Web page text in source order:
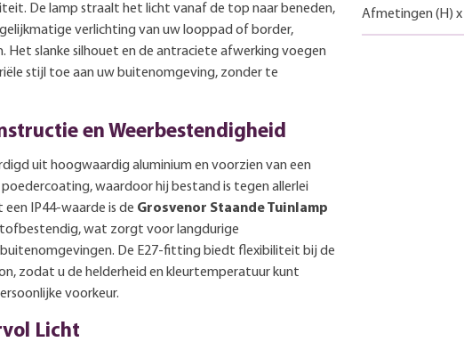
De lamp straalt het licht vanaf de top naar beneden,
verlichting van uw looppad of border,
Het slanke silhouet en de antraciete afwerking voegen
stijl toe aan uw buitenomgeving, zonder te
en Weerbestendigheid
uit hoogwaardig aluminium en voorzien van een
waardoor hij bestand is tegen allerlei
IP44-waarde is de Grosvenor Staande Tuinlamp
wat zorgt voor langdurige
De E27-fitting biedt flexibiliteit bij de
zodat u de helderheid en kleurtemperatuur kunt
voorkeur.
Licht
Afmetingen (H) x